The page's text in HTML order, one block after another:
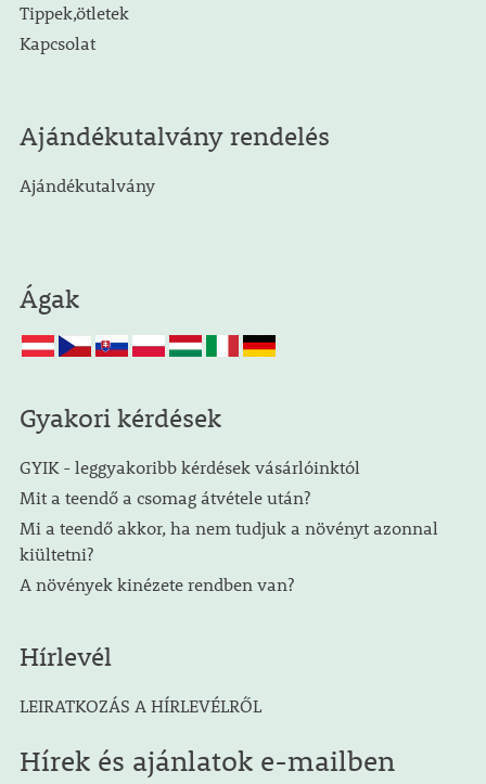
Tippek,ötletek
Kapcsolat
Ajándékutalvány rendelés
Ajándékutalvány
Ágak
Gyakori kérdések
GYIK - leggyakoribb kérdések vásárlóinktól
Mit a teendő a csomag átvétele után?
Mi a teendő akkor, ha nem tudjuk a növényt azonnal
kiültetni?
A növények kinézete rendben van?
Hírlevél
LEIRATKOZÁS A HÍRLEVÉLRŐL
Hírek és ajánlatok e-mailben